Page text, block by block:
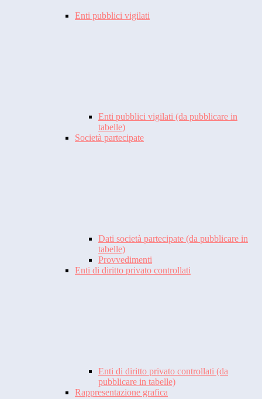
Enti pubblici vigilati
Enti pubblici vigilati (da pubblicare in
tabelle)
Società partecipate
Dati società partecipate (da pubblicare in
tabelle)
Provvedimenti
Enti di diritto privato controllati
Enti di diritto privato controllati (da
pubblicare in tabelle)
Rappresentazione grafica